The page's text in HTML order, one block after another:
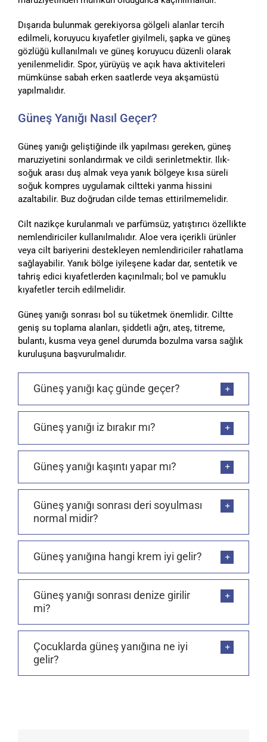
Dışarıda bulunmak gerekiyorsa gölgeli alanlar tercih
edilmeli, koruyucu kıyafetler giyilmeli, şapka ve güneş
gözlüğü kullanılmalı ve güneş koruyucu düzenli olarak
yenilenmelidir. Spor, yürüyüş ve açık hava aktiviteleri
mümkünse sabah erken saatlerde veya akşamüstü
yapılmalıdır.
Güneş Yanığı Nasıl Geçer?
Güneş yanığı geliştiğinde ilk yapılması gereken, güneş
maruziyetini sonlandırmak ve cildi serinletmektir. Ilık-
soğuk arası duş almak veya yanık bölgeye kısa süreli
soğuk kompres uygulamak ciltteki yanma hissini
azaltabilir. Buz doğrudan cilde temas ettirilmemelidir.
Cilt nazikçe kurulanmalı ve parfümsüz, yatıştırıcı özellikte
nemlendiriciler kullanılmalıdır. Aloe vera içerikli ürünler
veya cilt bariyerini destekleyen nemlendiriciler rahatlama
sağlayabilir. Yanık bölge iyileşene kadar dar, sentetik ve
tahriş edici kıyafetlerden kaçınılmalı; bol ve pamuklu
kıyafetler tercih edilmelidir.
Güneş yanığı sonrası bol su tüketmek önemlidir. Ciltte
geniş su toplama alanları, şiddetli ağrı, ateş, titreme,
bulantı, kusma veya genel durumda bozulma varsa sağlık
kuruluşuna başvurulmalıdır.
Güneş yanığı kaç günde geçer?
Güneş yanığı iz bırakır mı?
Güneş yanığı kaşıntı yapar mı?
Güneş yanığı sonrası deri soyulması
normal midir?
Güneş yanığına hangi krem iyi gelir?
Güneş yanığı sonrası denize girilir
mi?
Çocuklarda güneş yanığına ne iyi
gelir?